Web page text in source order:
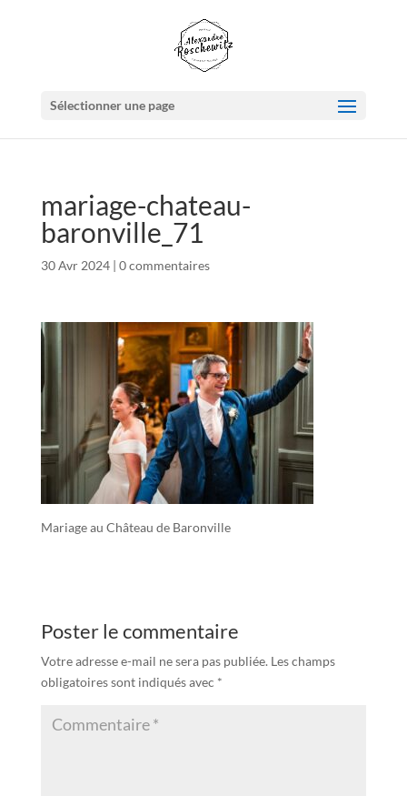
Sélectionner une page
mariage-chateau-
baronville_71
30 Avr 2024| 0 commentaires
Mariage au Château de Baronville
Poster le commentaire
Votre adresse e-mail ne sera pas publiée. Les champs
obligatoires sont indiqués avec *